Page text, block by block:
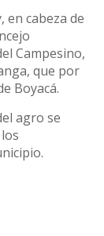
en cabeza de
Campesino,
que por
Boyacá.
agro se